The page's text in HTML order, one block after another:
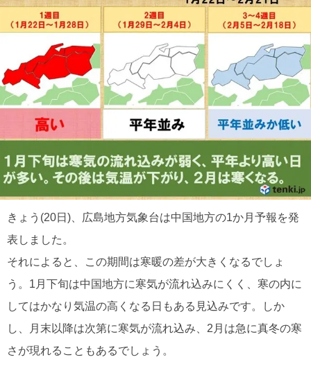
きょう(20日)、広島地方気象台は中国地方の1か月予報を発
表しました。
それによると、この期間は寒暖の差が大きくなるでしょ
う。1月下旬は中国地方に寒気が流れ込みにくく、寒の内に
してはかなり気温の高くなる日もある見込みです。しか
し、月末以降は次第に寒気が流れ込み、2月は急に真冬の寒
さが現れることもあるでしょう。